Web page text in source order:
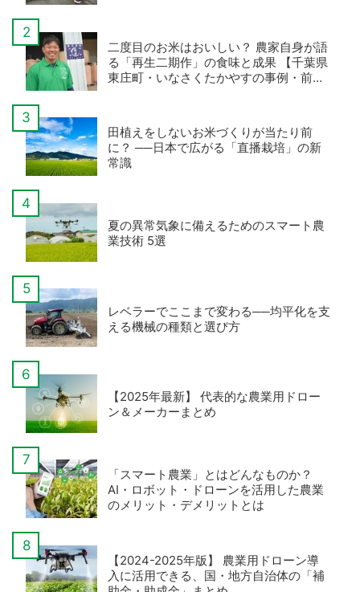
二度目のお米はおいしい？ 農家自身が語
る「再生二期作」の食味と成果 【千葉県
東庄町・いなさくたかやすの事例・前
田植えをしないお米づくりが当たり前
に？ ──日本で広がる「直播栽培」の新
常識
夏の異常気象に備えるためのスマート農
業技術 5選
レベラーでここまで変わる──均平化を支
える機械の種類と選び方
【2025年最新】 代表的な農業用ドロー
ン＆メーカーまとめ
「スマート農業」とはどんなものか？
AI・ロボット・ドローンを活用した農業
のメリット・デメリットとは
【2024-2025年版】 農業用ドローン導
入に活用できる、国・地方自治体の「補